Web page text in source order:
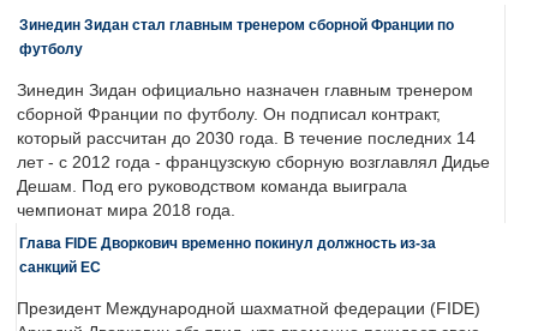
Зинедин Зидан стал главным тренером сборной Франции по
футболу
Зинедин Зидан официально назначен главным тренером
сборной Франции по футболу. Он подписал контракт,
который рассчитан до 2030 года. В течение последних 14
лет - с 2012 года - французскую сборную возглавлял Дидье
Дешам. Под его руководством команда выиграла
чемпионат мира 2018 года.
Глава FIDE Дворкович временно покинул должность из-за
санкций ЕС
Президент Международной шахматной федерации (FIDE)